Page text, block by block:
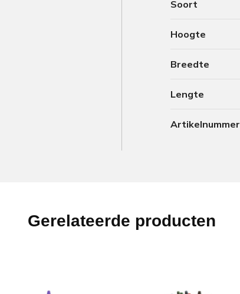
Soort
Hoogte
Breedte
Lengte
Artikelnummer
Gerelateerde producten